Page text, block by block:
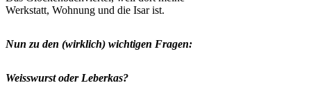
Werkstatt, Wohnung und die Isar ist.
Nun zu den (wirklich) wichtigen Fragen:
Weisswurst oder Leberkas?